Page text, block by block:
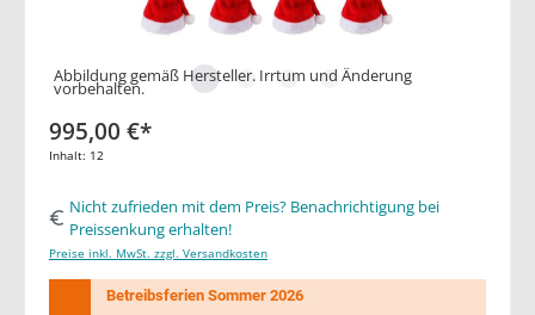
Abbildung gemäß Hersteller. Irrtum und Änderung
vorbehalten.
995,00 €*
Inhalt: 12
Nicht zufrieden mit dem Preis? Benachrichtigung bei
Preissenkung erhalten!
Preise inkl. MwSt. zzgl. Versandkosten
Betreibsferien Sommer 2026